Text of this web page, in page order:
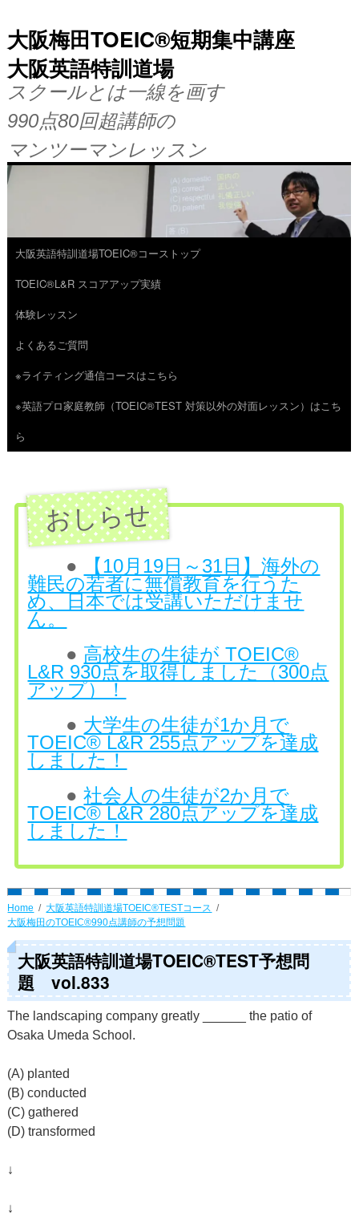
大阪梅田TOEIC®短期集中講座
大阪英語特訓道場
スクールとは一線を画す
990点80回超講師の
マンツーマンレッスン
コ
ン
テ
ン
ツ
へ
ス
大阪英語特訓道場TOEIC®コーストップ
TOEIC®L&R スコアアップ実績
体験レッスン
よくあるご質問
※ライティング通信コースはこちら
※英語プロ家庭教師（TOEIC®TEST 対策以外の対面レッスン）はこち
ら
●
【10月19日～31日】海外の
難民の若者に無償教育を行うた
め、日本では受講いただけませ
ん。
● 高校生の生徒が TOEIC®
L&R 930点を取得しました（300点
アップ）！
● 大学生の生徒が1か月で
TOEIC® L&R 255点アップを達成
しました！
●社会人の生徒が2か月で
TOEIC® L&R 280点アップを達成
しました！
Home
大阪英語特訓道場TOEIC®TESTコース
大阪梅田のTOEIC®990点講師の予想問題
大阪英語特訓道場TOEIC®TEST予想問
題 vol.833
The landscaping company greatly ______ the patio of
Osaka Umeda School.
(A) planted
(B) conducted
(C) gathered
(D) transformed
↓
↓